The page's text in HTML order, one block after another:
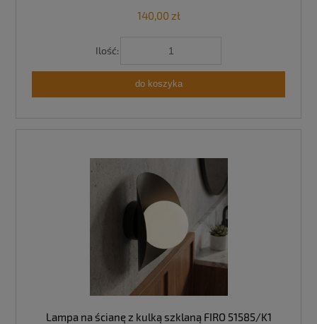
140,00 zł
Ilość:
do koszyka
Lampa na ścianę z kulką szklaną FIRO 51585/K1